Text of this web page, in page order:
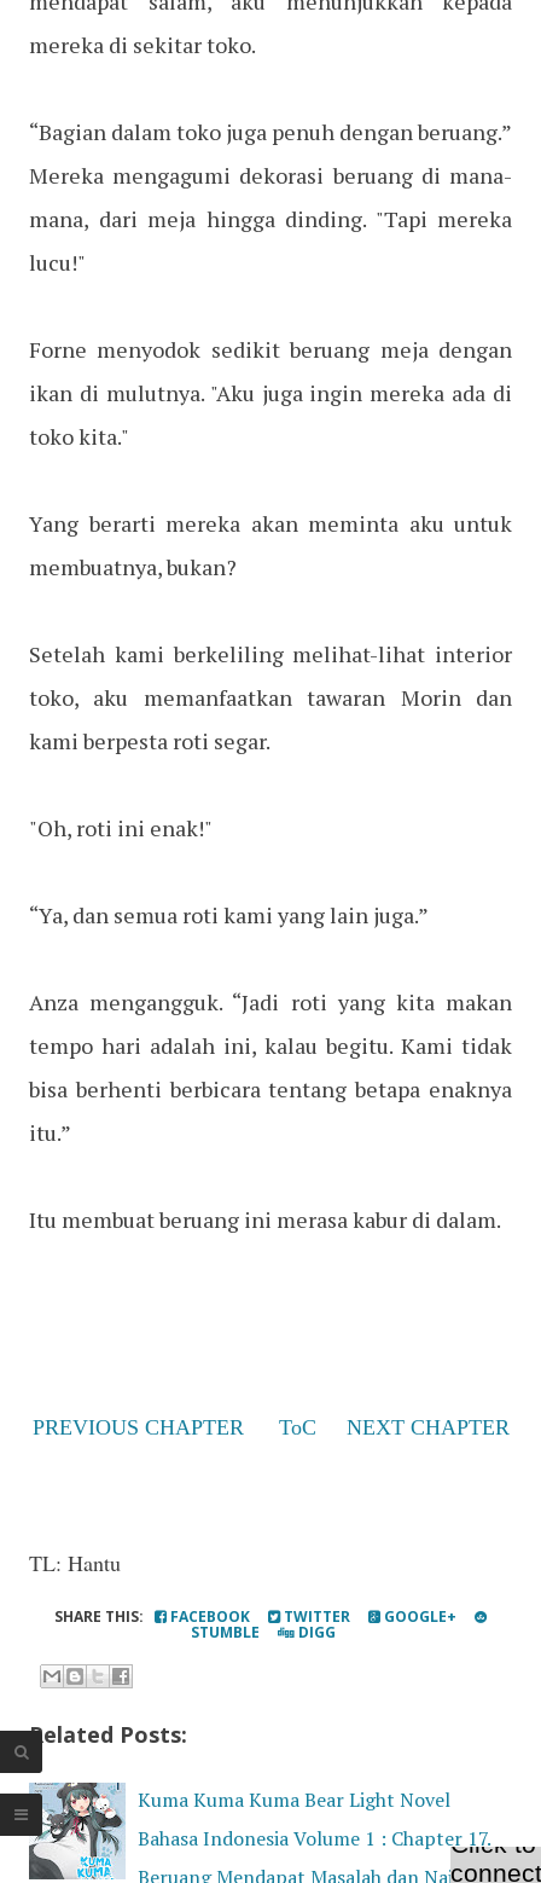
mereka di sekitar toko.
“Bagian dalam toko juga penuh dengan beruang.”
Mereka mengagumi dekorasi beruang di mana-
mana, dari meja hingga dinding. "Tapi mereka
lucu!"
Forne menyodok sedikit beruang meja dengan
ikan di mulutnya. "Aku juga ingin mereka ada di
toko kita."
Yang berarti mereka akan meminta aku untuk
membuatnya, bukan?
Setelah kami berkeliling melihat-lihat interior
toko, aku memanfaatkan tawaran Morin dan
kami berpesta roti segar.
"Oh, roti ini enak!"
“Ya, dan semua roti kami yang lain juga.”
Anza mengangguk. “Jadi roti yang kita makan
tempo hari adalah ini, kalau begitu. Kami tidak
bisa berhenti berbicara tentang betapa enaknya
itu.”
Itu membuat beruang ini merasa kabur di dalam.
PREVIOUS CHAPTER ToC NEXT CHAPTER
TL: Hantu
SHARE THIS: FACEBOOK TWITTER GOOGLE+
STUMBLE DIGG
Related Posts:
Kuma Kuma Kuma Bear Light Novel
Bahasa Indonesia Volume 1 : Chapter 17.
Beruang Mendapat Masalah dan Naik ke